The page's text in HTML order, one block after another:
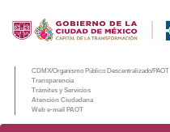
CDMX/Organismo Público Descentralizado/PAOT
Transparencia
Trámites y Servicios
Atención Ciudadana
Web e-mail PAOT